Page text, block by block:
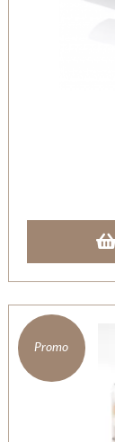
Promo